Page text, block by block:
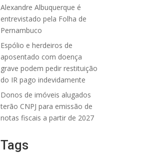
Alexandre Albuquerque é
entrevistado pela Folha de
Pernambuco
Espólio e herdeiros de
aposentado com doença
grave podem pedir restituição
do IR pago indevidamente
Donos de imóveis alugados
terão CNPJ para emissão de
notas fiscais a partir de 2027
Tags